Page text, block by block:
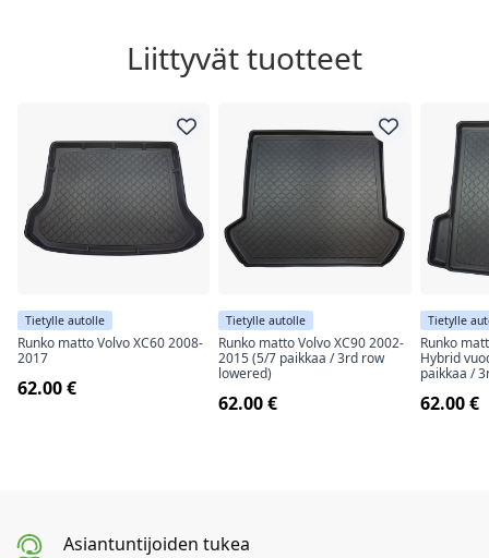
Liittyvät tuotteet
Tietylle autolle
Runko matto Volvo XC60 2008-
2017
62.00 €
Tietylle autolle
Runko matto Volvo XC90 2002-
2015 (5/7 paikkaa / 3rd row
lowered)
62.00 €
Tietylle
Runko
Hybrid
paikkaa /
62.00 €
Asiantuntijoiden tukea